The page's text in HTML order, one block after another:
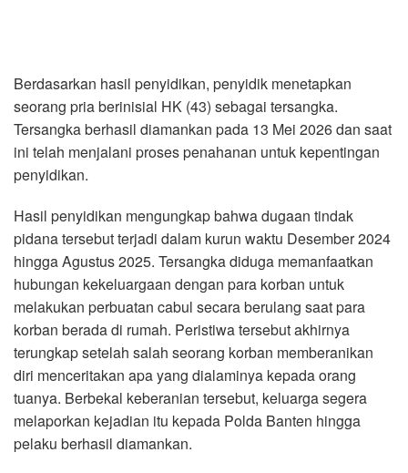
Berdasarkan hasil penyidikan, penyidik menetapkan
seorang pria berinisial HK (43) sebagai tersangka.
Tersangka berhasil diamankan pada 13 Mei 2026 dan saat
ini telah menjalani proses penahanan untuk kepentingan
penyidikan.
Hasil penyidikan mengungkap bahwa dugaan tindak
pidana tersebut terjadi dalam kurun waktu Desember 2024
hingga Agustus 2025. Tersangka diduga memanfaatkan
hubungan kekeluargaan dengan para korban untuk
melakukan perbuatan cabul secara berulang saat para
korban berada di rumah. Peristiwa tersebut akhirnya
terungkap setelah salah seorang korban memberanikan
diri menceritakan apa yang dialaminya kepada orang
tuanya. Berbekal keberanian tersebut, keluarga segera
melaporkan kejadian itu kepada Polda Banten hingga
pelaku berhasil diamankan.